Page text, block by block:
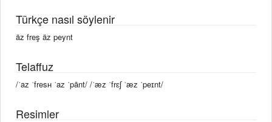
Türkçe nasıl söylenir
äz freş äz peynt
Telaffuz
/ˈaz ˈfresʜ ˈaz ˈpānt/ /ˈæz ˈfrɛʃ ˈæz ˈpeɪnt/
Resimler